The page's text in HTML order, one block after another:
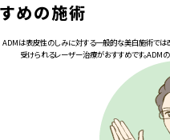
すめの施術
ADMは表皮性のしみに対する一般的な美白施術では
受けられるレーザー治療がおすすめです。ADM